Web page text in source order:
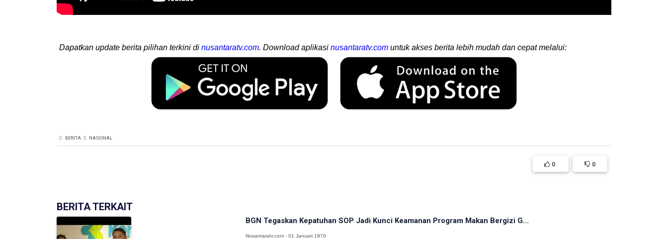
Dapatkan update berita pilihan terkini di nusantaratv.com. Download aplikasi nusantaratv.com untuk akses berita lebih mudah dan cepat melalui:
BERITA NASIONAL
0 0
BERITA TERKAIT
BGN Tegaskan Kepatuhan SOP Jadi Kunci Keamanan Program Makan Bergizi G...
Nusantaratv.com - 01 Januari 1970